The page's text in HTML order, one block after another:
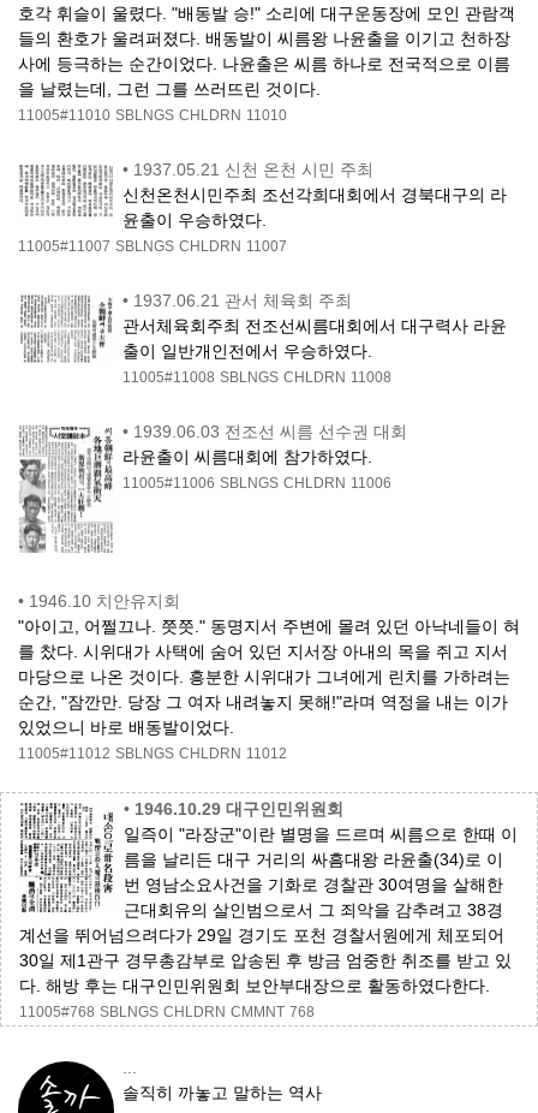
호각 휘슬이 울렸다. "배동발 승!" 소리에 대구운동장에 모인 관람객
들의 환호가 울려퍼졌다. 배동발이 씨름왕 나윤출을 이기고 천하장
사에 등극하는 순간이었다. 나윤출은 씨름 하나로 전국적으로 이름
을 날렸는데, 그런 그를 쓰러뜨린 것이다.
11005#11010 SBLNGS CHLDRN 11010
• 1937.05.21 신천 온천 시민 주최
신천온천시민주최 조선각희대회에서 경북대구의 라
윤출이 우승하였다.
11005#11007 SBLNGS CHLDRN 11007
• 1937.06.21 관서 체육회 주최
관서체육회주최 전조선씨름대회에서 대구력사 라윤
출이 일반개인전에서 우승하였다.
11005#11008 SBLNGS CHLDRN 11008
• 1939.06.03 전조선 씨름 선수권 대회
라윤출이 씨름대회에 참가하였다.
11005#11006 SBLNGS CHLDRN 11006
• 1946.10 치안유지회
"아이고, 어쩔끄나. 쯧쯧." 동명지서 주변에 몰려 있던 아낙네들이 혀
를 찼다. 시위대가 사택에 숨어 있던 지서장 아내의 목을 쥐고 지서
마당으로 나온 것이다. 흥분한 시위대가 그녀에게 린치를 가하려는
순간, "잠깐만. 당장 그 여자 내려놓지 못해!"라며 역정을 내는 이가
있었으니 바로 배동발이었다.
11005#11012 SBLNGS CHLDRN 11012
• 1946.10.29 대구인민위원회
일즉이 "라장군"이란 별명을 드르며 씨름으로 한때 이
름을 날리든 대구 거리의 싸흠대왕 라윤출(34)로 이
번 영남소요사건을 기화로 경찰관 30여명을 살해한
근대회유의 살인범으로서 그 죄악을 감추려고 38경
계선을 뛰어넘으려다가 29일 경기도 포천 경찰서원에게 체포되어
30일 제1관구 경무총감부로 압송된 후 방금 엄중한 취조를 받고 있
다. 해방 후는 대구인민위원회 보안부대장으로 활동하였다한다.
11005#768 SBLNGS CHLDRN CMMNT 768
...
솔직히 까놓고 말하는 역사